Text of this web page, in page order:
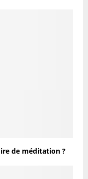
de méditation ?